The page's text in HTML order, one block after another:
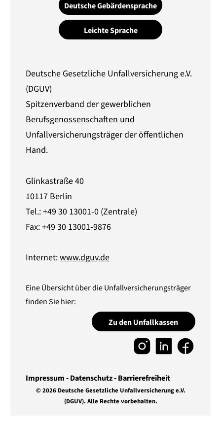
Deutsche Gebärdensprache
Leichte Sprache
Deutsche Gesetzliche Unfallversicherung e.V.
(DGUV)
Spitzenverband der gewerblichen
Berufsgenossenschaften und
Unfallversicherungsträger der öffentlichen
Hand.
Glinkastraße 40
10117 Berlin
Tel.: +49 30 13001-0 (Zentrale)
Fax: +49 30 13001-9876
Internet:www.dguv.de
Eine Übersicht über die Unfallversicherungsträger
finden Sie hier:
Zu den Unfallkassen
Impressum Datenschutz Barrierefreiheit
© 2026 Deutsche Gesetzliche Unfallversicherung e.V.
(DGUV). Alle Rechte vorbehalten.